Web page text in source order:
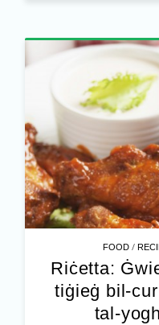
FOOD /
Riċetta:
tiġieġ bil-
tal-